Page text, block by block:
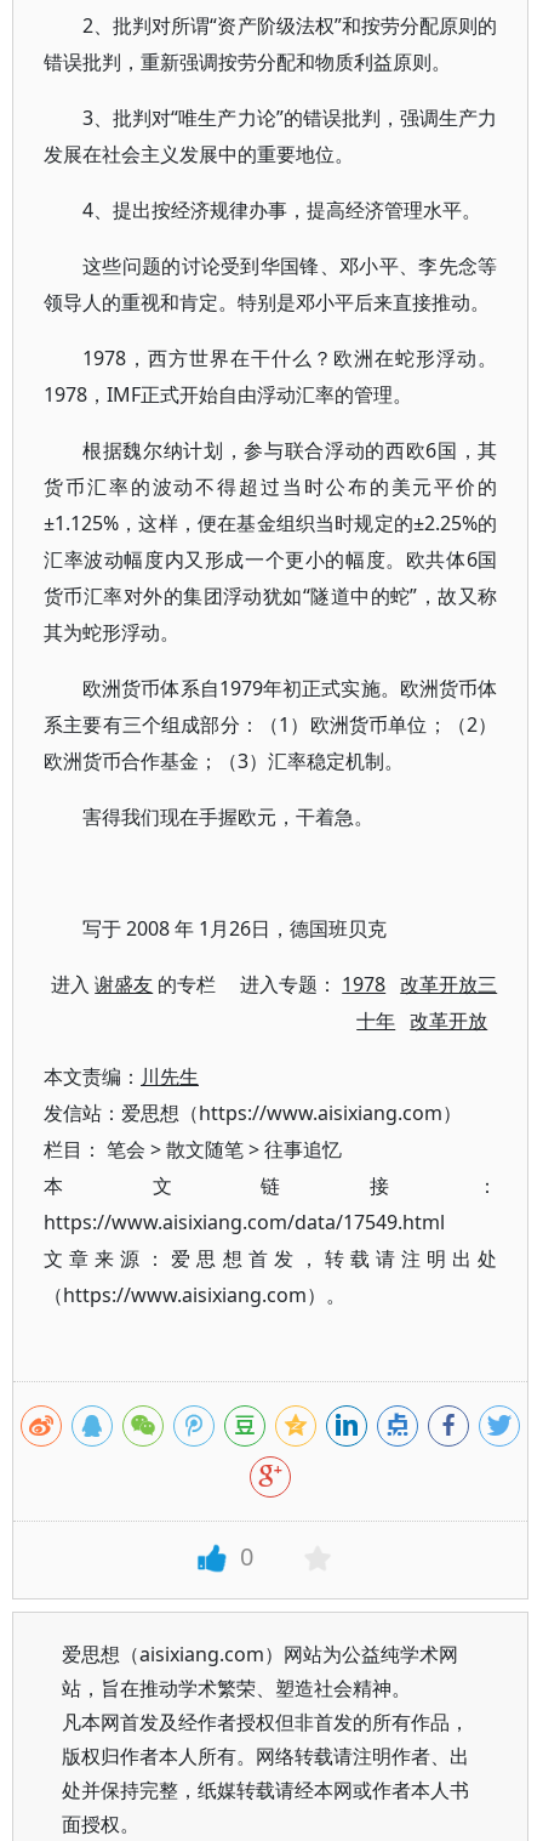
2、批判对所谓“资产阶级法权”和按劳分配原则的
错误批判，重新强调按劳分配和物质利益原则。
3、批判对“唯生产力论”的错误批判，强调生产力
发展在社会主义发展中的重要地位。
4、提出按经济规律办事，提高经济管理水平。
这些问题的讨论受到华国锋、邓小平、李先念等
领导人的重视和肯定。特别是邓小平后来直接推动。
1978，西方世界在干什么？欧洲在蛇形浮动。
1978，IMF正式开始自由浮动汇率的管理。
根据魏尔纳计划，参与联合浮动的西欧6国，其
货币汇率的波动不得超过当时公布的美元平价的
±1.125%，这样，便在基金组织当时规定的±2.25%的
汇率波动幅度内又形成一个更小的幅度。欧共体6国
货币汇率对外的集团浮动犹如“隧道中的蛇”，故又称
其为蛇形浮动。
欧洲货币体系自1979年初正式实施。欧洲货币体
系主要有三个组成部分：（1）欧洲货币单位；（2）
欧洲货币合作基金；（3）汇率稳定机制。
害得我们现在手握欧元，干着急。
写于 2008 年 1月26日，德国班贝克
进入谢盛友 的专栏 进入专题： 1978 改革开放三
十年 改革开放
本文责编： 川先生
发信站：爱思想（https://www.aisixiang.com）
栏目： 笔会 >散文随笔>往事追忆
本文链接：
https://www.aisixiang.com/data/17549.html
文章来源：爱思想首发，转载请注明出处
（https://www.aisixiang.com）。
0
爱思想（aisixiang.com）网站为公益纯学术网
站，旨在推动学术繁荣、塑造社会精神。
凡本网首发及经作者授权但非首发的所有作品，
版权归作者本人所有。网络转载请注明作者、出
处并保持完整，纸媒转载请经本网或作者本人书
面授权。